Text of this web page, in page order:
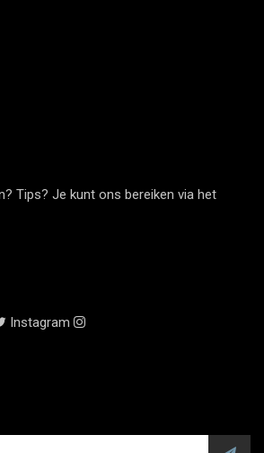
Tips? Je kunt ons bereiken via het
Instagram